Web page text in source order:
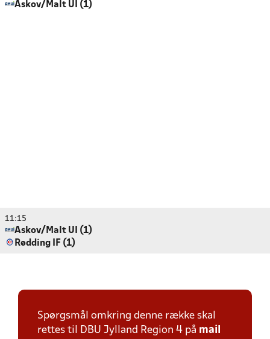
Askov/Malt UI (1)
11:15
Askov/Malt UI (1)
Rødding IF (1)
Spørgsmål omkring denne række skal
rettes til DBU Jylland Region 4 på mail